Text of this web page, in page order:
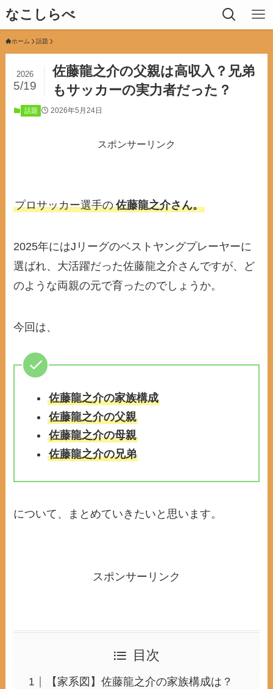
なこしらべ
ホーム 話題
佐藤龍之介の父親は高収入？兄弟
もサッカーの実力者だった？
2026
5/19
話題 2026年5月24日
スポンサーリンク
プロサッカー選手の 佐藤龍之介さん。
2025年にはJリーグのベストヤングプレーヤーに
選ばれ、大活躍だった佐藤龍之介さんですが、ど
のような両親の元で育ったのでしょうか。
今回は、
佐藤龍之介の家族構成
佐藤龍之介の父親
佐藤龍之介の母親
佐藤龍之介の兄弟
について、まとめていきたいと思います。
スポンサーリンク
目次
【家系図】佐藤龍之介の家族構成は？